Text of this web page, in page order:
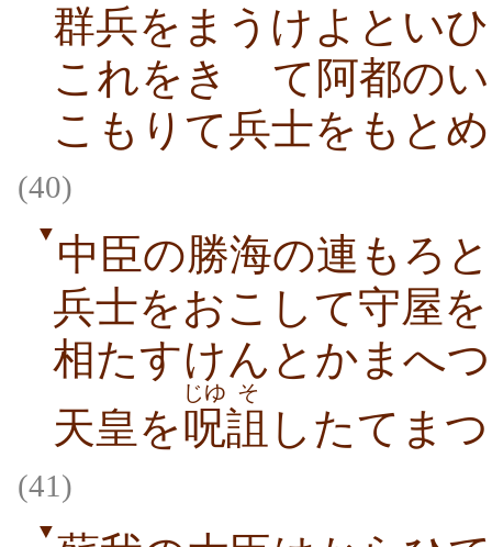
群兵をまうけよとい
これをきゝて阿都の
こもりて兵士をもと
(40)
▼ 中臣の勝海の連もろ
兵士をおこして守屋を
相たすけんとかまへ
天皇を呪
じゆ
詛
そ
したてま
(41)
▼